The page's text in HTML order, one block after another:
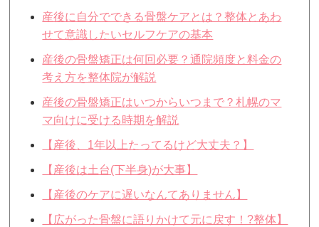
産後に自分でできる骨盤ケアとは？整体とあわ
せて意識したいセルフケアの基本
産後の骨盤矯正は何回必要？通院頻度と料金の
考え方を整体院が解説
産後の骨盤矯正はいつからいつまで？札幌のマ
マ向けに受ける時期を解説
【産後、1年以上たってるけど大丈夫？】
【産後は土台(下半身)が大事】
【産後のケアに遅いなんてありません】
【広がった骨盤に語りかけて元に戻す！?整体】